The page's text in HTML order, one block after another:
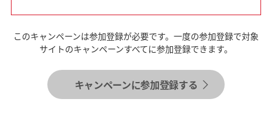
このキャンペーンは参加登録が必要です。一度の参加登録で対象
サイトのキャンペーンすべてに参加登録できます。
キャンペーンに参加登録する